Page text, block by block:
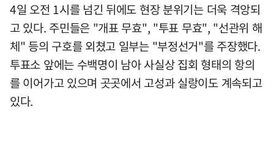
4일 오전 1시를 넘긴 뒤에도 현장 분위기는 더욱 격앙되
고 있다. 주민들은 "개표 무효", "투표 무효", "선관위 해
체" 등의 구호를 외쳤고 일부는 "부정선거"를 주장했다.
투표소 앞에는 수백명이 남아 사실상 집회 형태의 항의
를 이어가고 있으며 곳곳에서 고성과 실랑이도 계속되고
있다.